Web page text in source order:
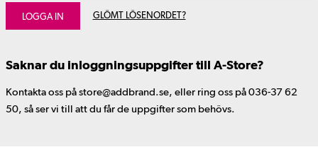
LOGGA IN GLÖMT LÖSENORDET?
Saknar du inloggningsuppgifter till A-Store?
Kontakta oss på store@addbrand.se, eller ring oss på 036-37 62
50, så ser vi till att du får de uppgifter som behövs.